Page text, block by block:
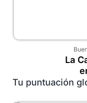
La
Tu puntuación